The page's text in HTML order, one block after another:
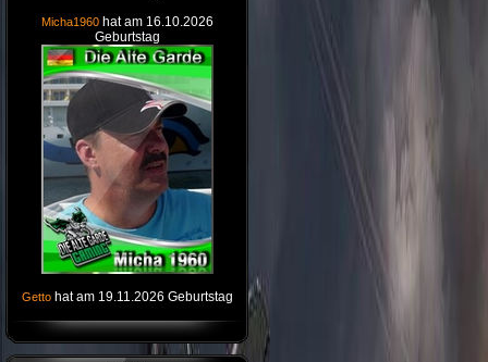
Micha1960 hat am 16.10.2026
Geburtstag
Getto hat am 19.11.2026 Geburtstag